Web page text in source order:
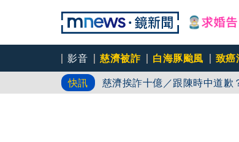
影音 慈濟被詐 白海豚颱風 致癌
快訊
慈濟挨詐十億／跟陳時中道
員工建文陪睡機場爆紅！狂